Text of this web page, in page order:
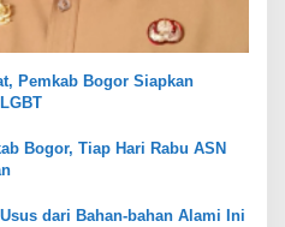
Pemkab Bogor Siapkan
Bogor, Tiap Hari Rabu ASN
dari Bahan-bahan Alami Ini